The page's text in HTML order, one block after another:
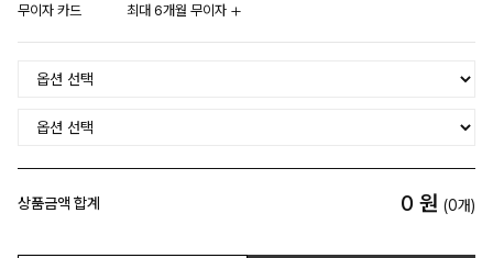
무이자 카드 최대 6개월 무이자
상품금액 합계 0 원 (0개)